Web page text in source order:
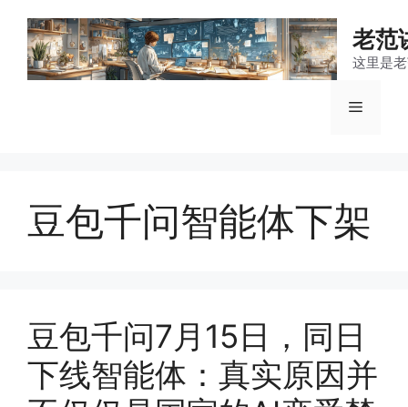
老范
这里是
菜
豆包千问智能体下架
豆包千问7月15日，同日
下线智能体：真实原因并